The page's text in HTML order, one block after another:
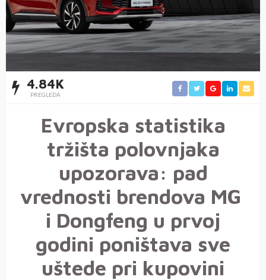
4.84K
PREGLEDA
Evropska statistika
tržišta polovnjaka
upozorava: pad
vrednosti brendova MG
i Dongfeng u prvoj
godini poništava sve
uštede pri kupovini